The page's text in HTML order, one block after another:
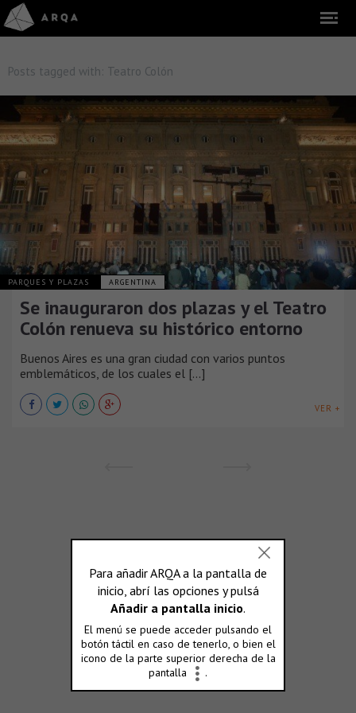
Posts tagged with: Teatro Colón
PARQUES Y PLAZAS ARGENTINA
Se inauguraron dos plazas y el Teatro
Colón renueva su histórico entorno
Buenos Aires es una gran ciudad con varios puntos
emblemáticos, de los cuales el [...]
VER +